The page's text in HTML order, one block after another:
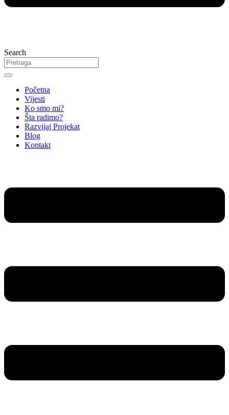
Search
Početna
Vijesti
Ko smo mi?
Šta radimo?
Razvijaj Projekat
Blog
Kontakt